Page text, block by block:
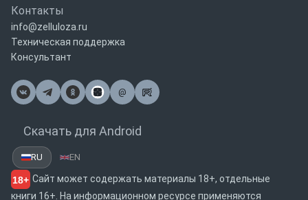
Контакты
info@zelluloza.ru
Техническая поддержка
Консультант
@
Почта
Скачать для Android
RU EN
18+ Сайт может содержать материалы 18+, отдельные
книги 16+. На информационном ресурсе применяются